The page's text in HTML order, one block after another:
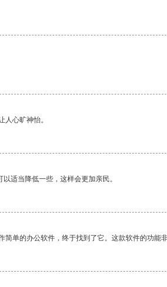
人心旷神怡。
适当降低一些，这样会更加亲民。
简单的办公软件，终于找到了它。这款软件的功能